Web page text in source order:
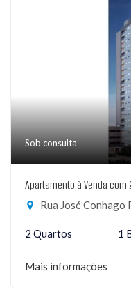
Sob consulta
Apartamento à Venda com
Rua José Conhago
2 Quartos 1
Mais informações